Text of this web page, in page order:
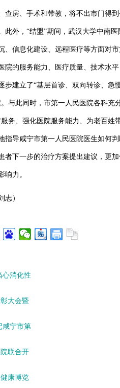
查房、手术和带教，将不出市门得
外，“结盟”期间，武汉大学中南医
、信息化建设、远程医疗等方面对
院的服务能力、医疗质量、技术水
步建立了“基层首诊、双向转诊、急
与此同时，市第一人民医院各科充
务、强化医院服务能力、为老百姓
指导咸宁市第一人民医院医生如何
者下一步的治疗方案提出建议，更
响力。
）
心消化性
大会暨
咸宁市第
联合开
康博览